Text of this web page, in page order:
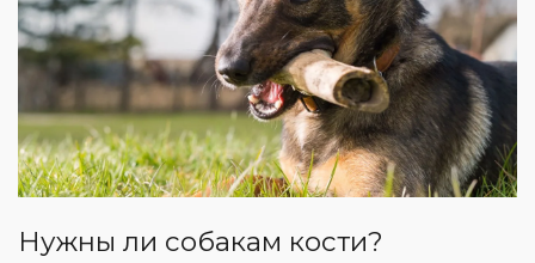
Нужны ли собакам кости?